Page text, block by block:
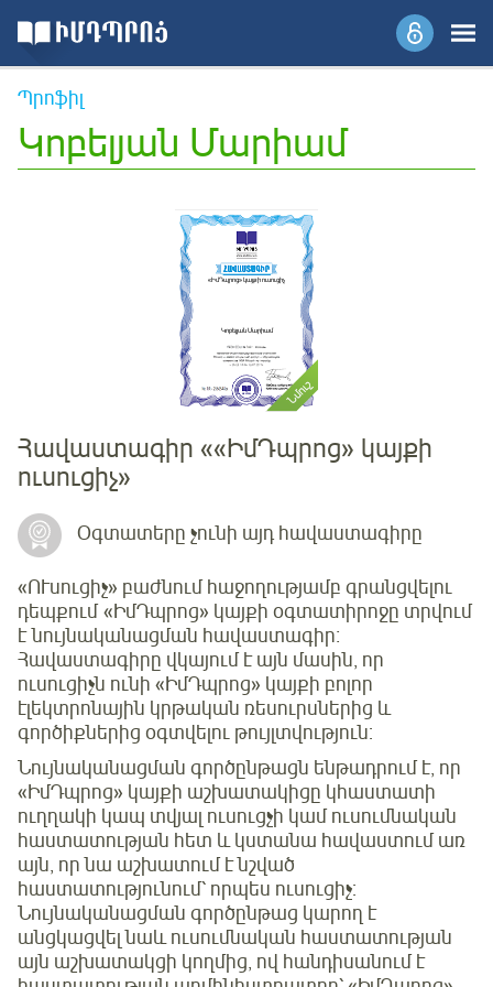
Պրոֆիլ
Կոբելյան Մարիամ
«ԻմԴպրոց» կայքի ուսուցիչ
Կոբելյան Մարիամ
Հավաստագիր ««ԻմԴպրոց» կայքի
ուսուցիչ»
Օգտատերը չունի այդ հավաստագիրը
«ՈՒսուցիչ» բաժնում հաջողությամբ գրանցվելու
դեպքում «ԻմԴպրոց» կայքի օգտատիրոջը տրվում
է նույնականացման հավաստագիր։
Հավաստագիրը վկայում է այն մասին, որ
ուսուցիչն ունի «ԻմԴպրոց» կայքի բոլոր
էլեկտրոնային կրթական ռեսուրսներից և
գործիքներից օգտվելու թույլտվություն:
Նույնականացման գործընթացն ենթադրում է, որ
«ԻմԴպրոց» կայքի աշխատակիցը կհաստատի
ուղղակի կապ տվյալ ուսուցչի կամ ուսումնական
հաստատության հետ և կստանա հավաստում առ
այն, որ նա աշխատում է նշված
հաստատությունում՝ որպես ուսուցիչ:
Նույնականացման գործընթաց կարող է
անցկացվել նաև ուսումնական հաստատության
այն աշխատակցի կողմից, ով հանդիսանում է